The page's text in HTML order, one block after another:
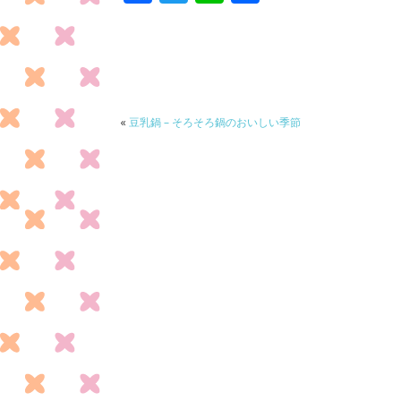
o
«豆乳鍋 – そろそろ鍋のおいしい季節